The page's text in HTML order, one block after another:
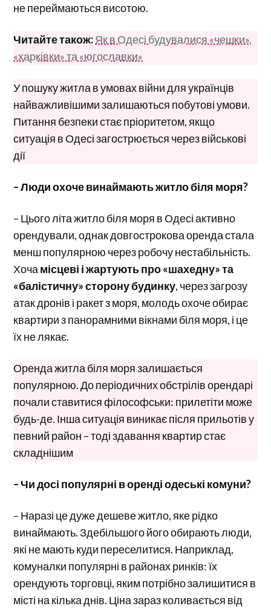
не переймаються висотою.
Читайте також:Як в Одесі будувалися «чешки»,
«харківки» та «югославки»
У пошуку житла в умовах війни для українців
найважливішими залишаються побутові умови.
Питання безпеки стає пріоритетом, якщо
ситуація в Одесі загострюється через військові
дії
– Люди охоче винаймають житло біля моря?
– Цього літа житло біля моря в Одесі активно
орендували, однак довгострокова оренда стала
менш популярною через робочу нестабільність.
Хочамісцеві і жартують про «шахедну» та
«балістичну» сторону будинку, через загрозу
атак дронів і ракет з моря, молодь охоче обирає
квартири з панорамними вікнами біля моря, і це
їх не лякає.
Оренда житла біля моря залишається
популярною. До періодичних обстрілів орендарі
почали ставитися філософськи: прилетіти може
будь-де. Інша ситуація виникає після прильотів у
певний район – тоді здавання квартир стає
складнішим
– Чи досі популярні в оренді одеські комуни?
– Наразі це дуже дешеве житло, яке рідко
винаймають. Здебільшого його обирають люди,
які не мають куди переселитися. Наприклад,
комуналки популярні в районах ринків: їх
орендують торговці, яким потрібно залишитися в
місті на кілька днів. Ціна зараз коливається від